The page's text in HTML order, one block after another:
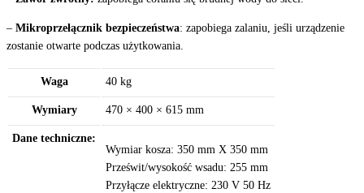
– Mikroprzełącznik bezpieczeństwa: zapobiega zalaniu, jeśli urządzenie
zostanie otwarte podczas użytkowania.
Waga 40 kg
Wymiary 470 × 400 × 615 mm
Dane techniczne:
Wymiar kosza: 350 mm X 350 mm
Prześwit/wysokość wsadu: 255 mm
Przyłącze elektryczne: 230 V 50 Hz